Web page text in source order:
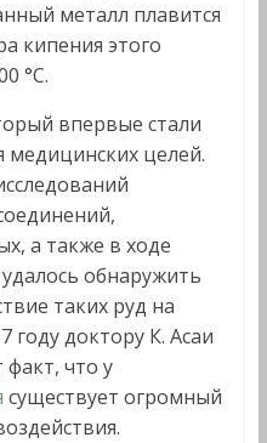
металл плавится
кипения этого
°С.
впервые стали
целей.
а также в ходе
обнаружить
таких руд на
доктору К. Асаи
что у
существует огромный